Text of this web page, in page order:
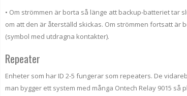
• Om strömmen är borta så länge att backup-batteriet
om att den är återställd skickas. Om strömmen fortsatt
(symbol med utdragna kontakter).
Repeater
Enheter som har ID 2-5 fungerar som repeaters. De
man bygger ett system med många Ontech Relay 9015